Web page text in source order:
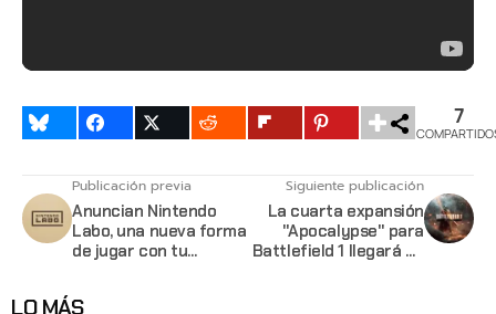
7
Publicación previa
Anuncian Nintendo
Labo, una nueva forma
de jugar con tu
Siguiente publicación
La cuarta expansión
"Apocalypse" para
Battlefield 1 llegará en
LO MÁS